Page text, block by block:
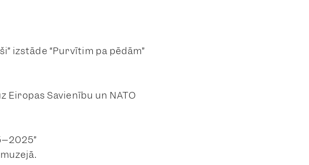
izstāde “Purvītim pa pēdām”
Eiropas Savienību un NATO